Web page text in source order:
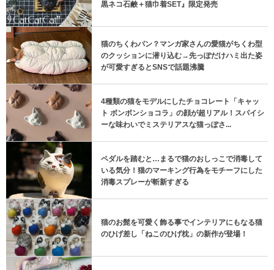
黒ネコ石鹸＋猫巾着SET』限定発売
猫のちくわパン？マンガ家さんの愛猫がちくわ型
のクッションに潜り込む→先っぽだけハミ出た姿
が可愛すぎるとSNSで話題沸騰
4種類の猫をモデルにしたチョコレート「キャッ
ト ボンボンショコラ」の顔が超リアル！スパイシ
ーな味わいでミステリアスな猫っぽさ...
ペダルを踏むと…まるで猫のおしっこで消毒して
いる気分！猫のマーキング行為をモチーフにした
消毒スプレーが斬新すぎる
猫のお髭を可愛く飾る事でインテリアにもなる猫
のひげ差し「ねこのひげ枕」の新作が登場！